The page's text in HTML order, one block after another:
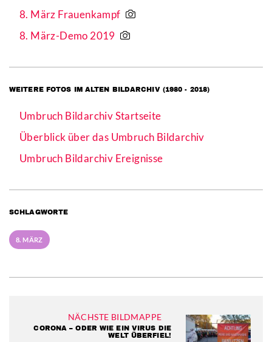
8. März Frauenkampf
8. März-Demo 2019
WEITERE FOTOS IM ALTEN BILDARCHIV (1980 - 2018)
Umbruch Bildarchiv Startseite
Überblick über das Umbruch Bildarchiv
Umbruch Bildarchiv Ereignisse
SCHLAGWORTE
8. MÄRZ
NÄCHSTE BILDMAPPE
CORONA – ODER WIE EIN VIRUS DIE
WELT ÜBERFIEL!